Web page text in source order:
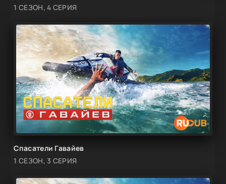
1 СЕЗОН, 4 СЕРИЯ
Спасатели Гавайев
1 СЕЗОН, 3 СЕРИЯ